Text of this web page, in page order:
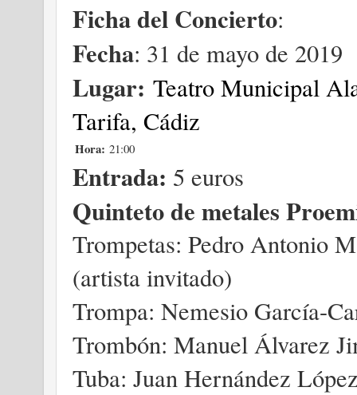
Ficha del Concierto:
Fecha: 31 de mayo de 2019
Lugar: Teatro Municipal
Tarifa, Cádiz
Hora: 21:00
Entrada: 5 euros
Quinteto de metales
Trompetas: Pedro Antonio
(artista invitado)
Trompa: Nemesio García-
Trombón: Manuel Álvarez
Tuba: Juan Hernández